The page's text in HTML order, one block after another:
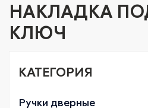
НАКЛАДКА
КЛЮЧ
КАТЕГОРИЯ
Ручки дверные